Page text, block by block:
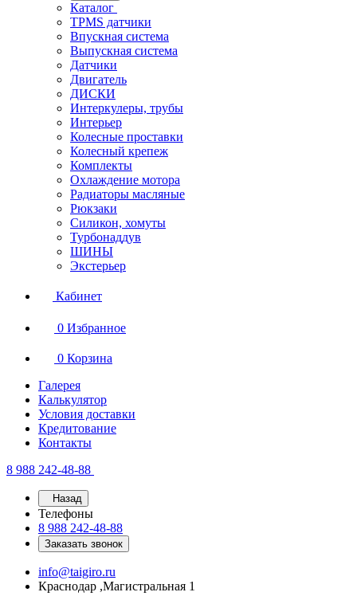
Каталог
TPMS датчики
Впускная система
Выпускная система
Датчики
Двигатель
ДИСКИ
Интеркулеры, трубы
Интерьер
Колесные проставки
Колесный крепеж
Комплекты
Охлаждение мотора
Радиаторы масляные
Рюкзаки
Силикон, хомуты
Турбонаддув
ШИНЫ
Экстерьер
Кабинет
0 Избранное
0 Корзина
Галерея
Калькулятор
Условия доставки
Кредитование
Контакты
8 988 242-48-88
Назад
Телефоны
8 988 242-48-88
Заказать звонок
info@taigiro.ru
Краснодар ,Магистральная 1